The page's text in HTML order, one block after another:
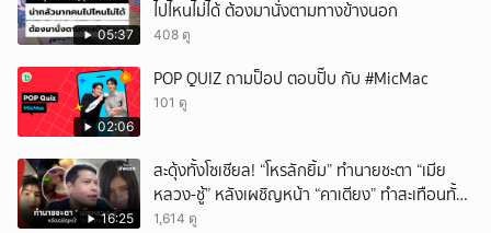
05:37
ไปไหนไม่ได้ ต้องมานั่งตามทางข้างนอก
408 ดู
02:06
POP QUIZ ถามป็อป ตอบปั๊บ กับ #MicMac
101 ดู
16:25
สะดุ้งทั้งโซเชียล! “โหรลักยิ้ม” ทำนายชะตา “เมีย
หลวง-ชู้” หลังเผชิญหน้า “คาเตียง” ทำสะเทือนทั้ง
ประเทศ
1,614 ดู